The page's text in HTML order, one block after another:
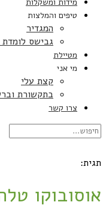
טיפים והמלצות
המגדיר
גבישס לומדת
מטיילת
מי אני
קצת עלי
בתקשורת
צרו קשר
תגית:
אוסובוקו